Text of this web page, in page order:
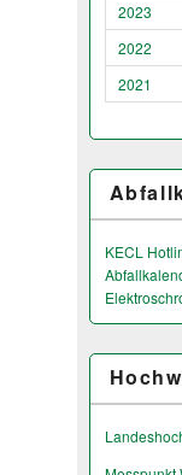
2023
2022
2021
KECL